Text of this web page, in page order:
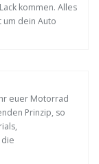
kommen. Alles
um dein Auto
euer Motorrad
Prinzip, so